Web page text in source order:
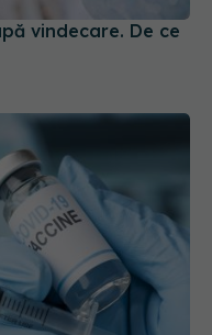
vindecare. De ce